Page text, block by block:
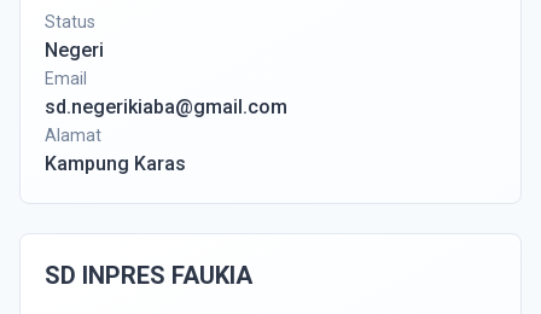
Status
Negeri
Email
sd.negerikiaba@gmail.com
Alamat
Kampung Karas
SD INPRES FAUKIA